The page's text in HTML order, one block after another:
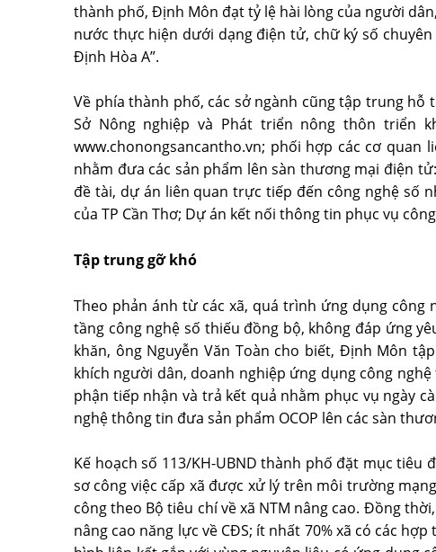
thành phố, Định Môn đạt tỷ lệ hài lòng của người
nước thực hiện dưới dạng điện tử, chữ ký số
Định Hòa A”.
Về phía thành phố, các sở ngành cũng tập trung
Sở Nông nghiệp và Phát triển nông thôn triển
www.chonongsancantho.vn; phối hợp các cơ
nhằm đưa các sản phẩm lên sàn thương mại điện
đề tài, dự án liên quan trực tiếp đến công nghệ số
của TP Cần Thơ; Dự án kết nối thông tin phục vụ
Tập trung gỡ khó
Theo phản ánh từ các xã, quá trình ứng dụng công
tầng công nghệ số thiếu đồng bộ, không đáp ứng
khăn, ông Nguyễn Văn Toàn cho biết, Định Môn
khích người dân, doanh nghiệp ứng dụng công
phận tiếp nhận và trả kết quả nhằm phục vụ ngày
nghệ thông tin đưa sản phẩm OCOP lên các sàn
Kế hoạch số 113/KH-UBND thành phố đặt mục tiêu
sơ công việc cấp xã được xử lý trên môi trường
công theo Bộ tiêu chí về xã NTM nâng cao. Đồng
nâng cao năng lực về CĐS; ít nhất 70% xã có các